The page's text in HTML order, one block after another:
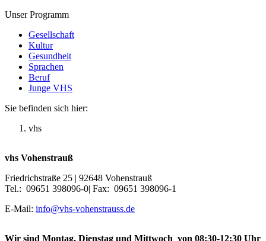
Unser Programm
Gesellschaft
Kultur
Gesundheit
Sprachen
Beruf
Junge VHS
Sie befinden sich hier:
vhs
vhs Vohenstrauß
Friedrichstraße 25 | 92648 Vohenstrauß
Tel.: 09651 398096-0| Fax: 09651 398096-1
E-Mail: info@vhs-vohenstrauss.de
Wir sind Montag, Dienstag und Mittwoch von 08:30-12:30 Uhr